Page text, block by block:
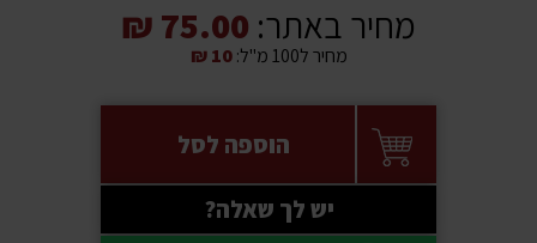
מחיר באתר: 75.00 ₪
מחיר ל100 מ"ל: 10 ₪
הוספה לסל
יש לך שאלה?